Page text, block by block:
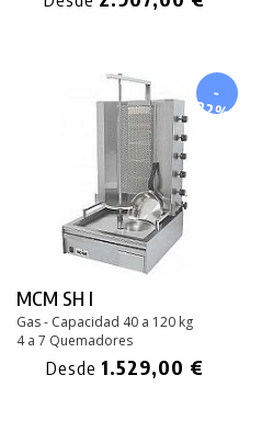
-
22%
MCM SH I
Gas - Capacidad 40 a 120 kg
4 a 7 Quemadores
Desde 1.529,00 €